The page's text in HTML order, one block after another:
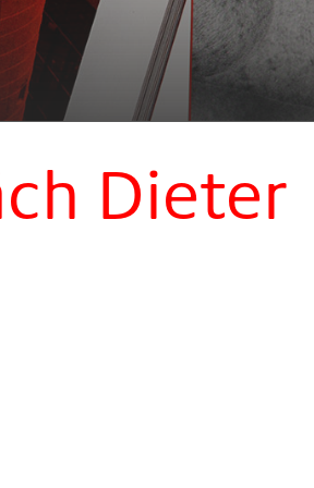
Dieter